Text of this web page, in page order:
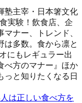
塾主宰・日本箸文化
実験！飲食店、企
ナー、トレンド、
は多数。食から凛と
にもレギュラー出
べ方のマナー』ほか
っと知りたくなる日
は正しい食べ方を